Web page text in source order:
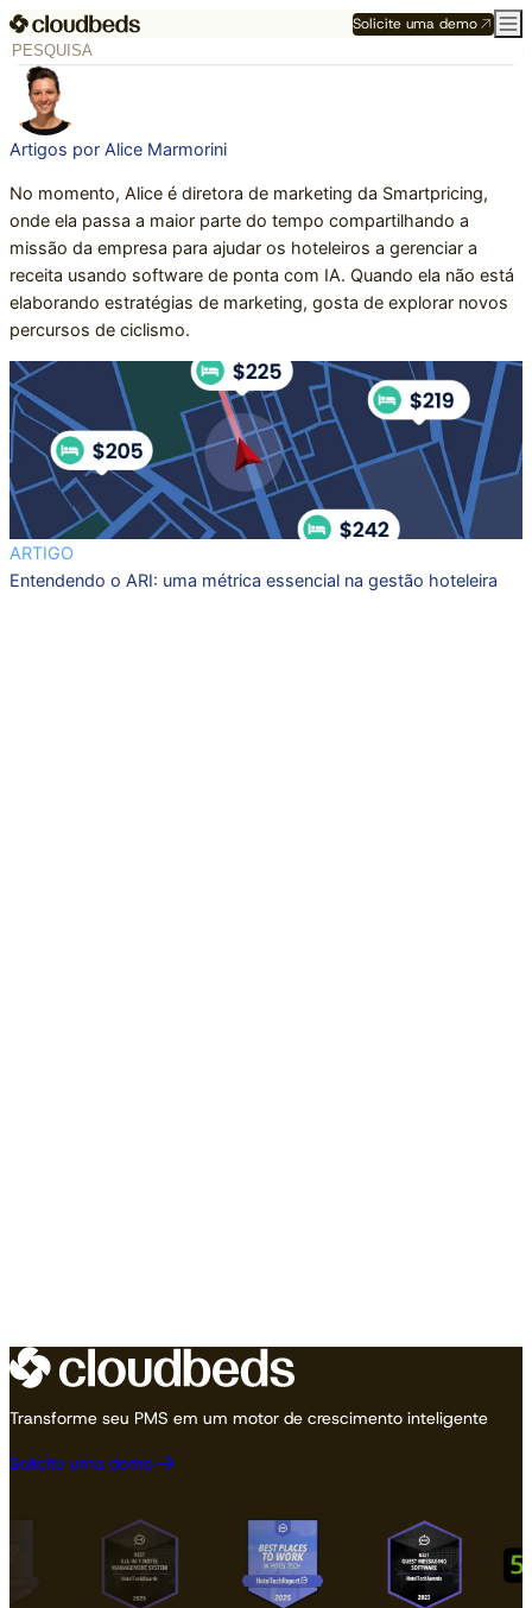
Solicite uma demo
Artigos por Alice Marmorini
No momento, Alice é diretora de marketing da Smartpricing,
onde ela passa a maior parte do tempo compartilhando a
missão da empresa para ajudar os hoteleiros a gerenciar a
receita usando software de ponta com IA. Quando ela não está
elaborando estratégias de marketing, gosta de explorar novos
percursos de ciclismo.
ARTIGO
Entendendo o ARI: uma métrica essencial na gestão hoteleira
Transforme seu PMS em um motor de crescimento inteligente
Solicite uma demo